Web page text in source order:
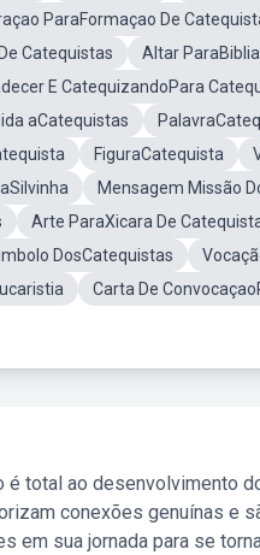
ParaFormaçao De
Catequistas
Altar
E CatequizandoPara
aCatequistas
FiguraCatequista
Mensagem Missão
Arte ParaXicara De
DosCatequistas
Carta De
é total ao desenvolvimento
conexões genuínas e
em sua jornada para se